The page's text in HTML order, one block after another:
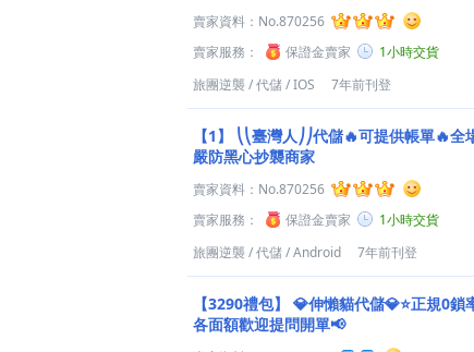
賣家資料： No.870256
賣家服務：
保證金賣家
1小時交貨
旅團逆襲 /代儲/IOS 7年前刊登
【1】
⎝⎝臺灣人⎠⎠代儲🔥可提供帳單🔥全
嚴防黑心抄襲商家
賣家資料： No.870256
賣家服務：
保證金賣家
1小時交貨
旅團逆襲 /代儲/Android 7年前刊登
【3290禮包】
💎伸懶貓代儲💎⭐正規0鎖
各面額歡迎提問開單📢